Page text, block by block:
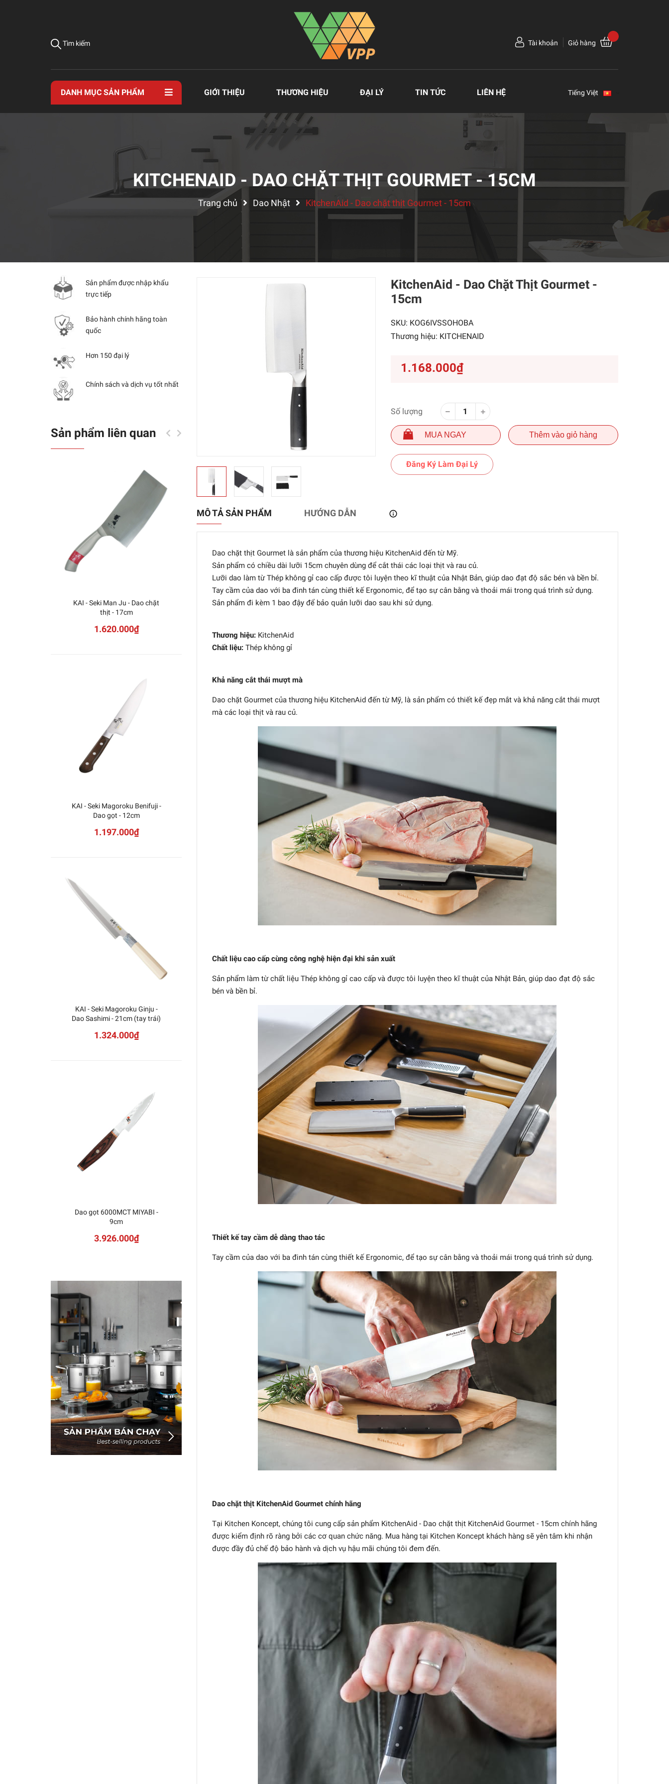
Tìm kiếm Tài khoản Giỏ hàng
DANH MỤC SẢN PHẨM GIỚI THIỆU THƯƠNG HIỆU ĐẠI LÝ TIN TỨC LIÊN HỆ Tiếng Việt
KITCHENAID - DAO CHẶT THỊT GOURMET - 15CM
Trang chủ Dao Nhật KitchenAid - Dao chặt thịt Gourmet - 15cm
KitchenAid - Dao Chặt Thịt Gourmet -
15cm
SKU: KOG6IVSSOHOBA
Thương hiệu: KITCHENAID
1.168.000₫
Số lượng
MUA NGAY Thêm vào giỏ hàng
Đăng Ký Làm Đại Lý
MÔ TẢ SẢN PHẨM HƯỚNG DẪN
Dao chặt thịt Gourmet là sản phẩm của thương hiệu KitchenAid đến từ Mỹ.
Sản phẩm có chiều dài lưỡi 15cm chuyên dùng để cắt thái các loại thịt và rau củ.
Lưỡi dao làm từ Thép không gỉ cao cấp được tôi luyện theo kĩ thuật của Nhật Bản, giúp dao đạt độ sắc bén và bền bỉ.
Tay cầm của dao với ba đinh tán cùng thiết kế Ergonomic, để tạo sự cân bằng và thoải mái trong quá trình sử dụng.
Sản phẩm đi kèm 1 bao đậy để bảo quản lưỡi dao sau khi sử dụng.
Thương hiệu: KitchenAid
Chất liệu: Thép không gỉ
Khả năng cắt thái mượt mà
Dao chặt Gourmet của thương hiệu KitchenAid đến từ Mỹ, là sản phẩm có thiết kế đẹp mắt và khả năng cắt thái mượt
mà các loại thịt và rau củ.
Chất liệu cao cấp cùng công nghệ hiện đại khi sản xuất
Sản phẩm làm từ chất liệu Thép không gỉ cao cấp và được tôi luyện theo kĩ thuật của Nhật Bản, giúp dao đạt độ sắc
bén và bền bỉ.
Thiết kế tay cầm dễ dàng thao tác
Tay cầm của dao với ba đinh tán cùng thiết kế Ergonomic, để tạo sự cân bằng và thoải mái trong quá trình sử dụng.
Dao chặt thịt KitchenAid Gourmet chính hãng
Tại Kitchen Koncept, chúng tôi cung cấp sản phẩm KitchenAid - Dao chặt thịt KitchenAid Gourmet - 15cm chính hãng
được kiểm định rõ ràng bởi các cơ quan chức năng. Mua hàng tại Kitchen Koncept khách hàng sẽ yên tâm khi nhận
được đầy đủ chế độ bảo hành và dịch vụ hậu mãi chúng tôi đem đến.
Sản phẩm được nhập khẩu
trực tiếp
Bảo hành chính hãng toàn
quốc
Hơn 150 đại lý
Chính sách và dịch vụ tốt nhất
Sản phẩm liên quan
KAI - Seki Man Ju - Dao chặt
thịt - 17cm
1.620.000₫
KAI - Seki Magoroku Benifuji -
Dao gọt - 12cm
1.197.000₫
KAI - Seki Magoroku Ginju -
Dao Sashimi - 21cm (tay trái)
1.324.000₫
Dao gọt 6000MCT MIYABI -
9cm
3.926.000₫
Miyabi - Dao Chef Miyabi
4.908.000₫
3.435.000₫